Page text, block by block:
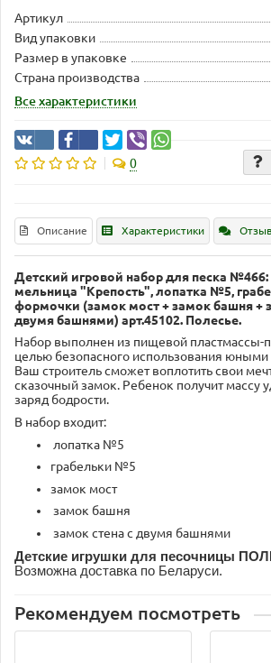
Артикул
Вид упаковки
Размер в упаковке
Страна производства
Все характеристики
0
Описание Характеристики
Детский игровой набор для песка №466:
мельница "Крепость", лопатка №5,
формочки (замок мост + замок башня +
двумя башнями) арт.45102. Полесье.
Набор выполнен из пищевой пластмассы-
целью безопасного использования юными
Ваш строитель сможет воплотить свои
сказочный замок. Ребенок получит массу
заряд бодрости.
В набор входит:
лопатка №5
грабельки №5
замок мост
замок башня
замок стена с двумя башнями
Детские игрушки для песочницы
Возможна доставка по Беларуси.
Рекомендуем посмотреть